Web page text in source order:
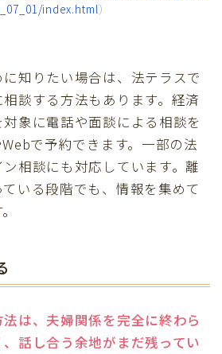
index.html）
知りたい場合は、法テラスで
談する方法もあります。経済
象に電話や面談による相談を
で予約できます。一部の法
相談にも対応しています。離
いる段階でも、情報を集めて
は、夫婦関係を完全に終わら
話し合う余地がまだ残ってい